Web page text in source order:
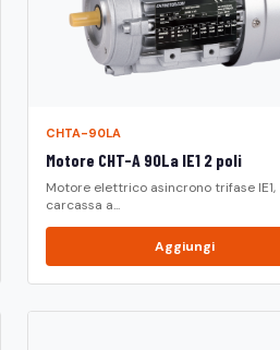
CHTA-90LA
Motore CHT-A 90La IE1 2 poli
Motore elettrico asincrono trifase IE1,
carcassa a...
Aggiungi